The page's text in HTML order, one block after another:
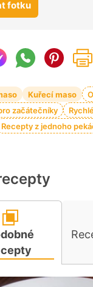
fotku
Kuřecí maso
začátečníky
Recepty z jednoho